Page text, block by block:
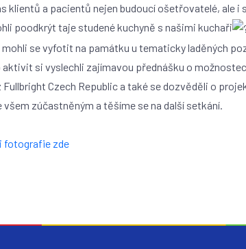
klientů a pacientů nejen budoucí ošetřovatelé, ale i
poodkrýt taje studené kuchyně s našimi kuchaři
mohli se vyfotit na památku u tematicky laděných
si vyslechli zajímavou přednášku o
Fullbright Czech Republic a také se dozvěděli o
všem zúčastněným a těšíme se na další setkání.
fotografie zde